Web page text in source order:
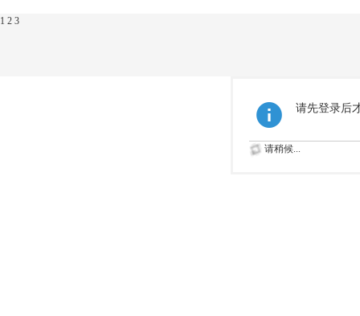
1 2 3
请先登录后
请稍候...